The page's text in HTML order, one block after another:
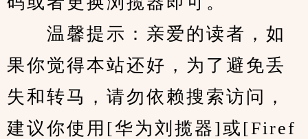
温馨提示：亲爱的读者，如
果你觉得本站还好，为了避免丢
失和转马，请勿依赖搜索访问，
建议你使用[华为刘揽器]或[Firef